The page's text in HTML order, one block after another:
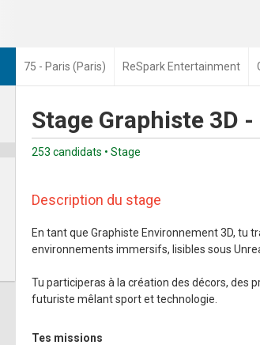
75 - Paris (Paris) ReSpark Entertainment
Stage Graphiste 3D
253 candidats • Stage
Description du stage
En tant que Graphiste Environnement 3D, tu
environnements immersifs, lisibles sous
Tu participeras à la création des décors, des
futuriste mêlant sport et technologie.
Tes missions